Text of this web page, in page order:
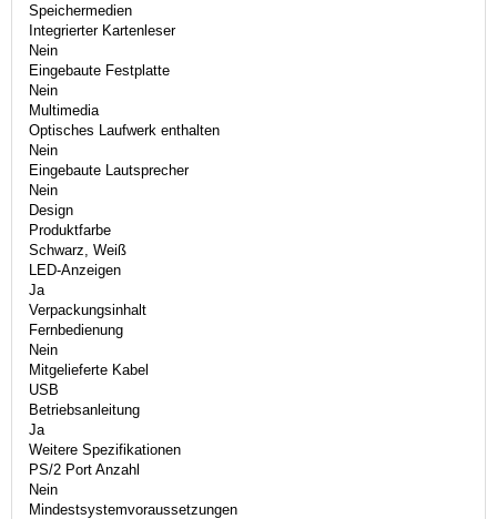
Speichermedien
Integrierter Kartenleser
Nein
Eingebaute Festplatte
Nein
Multimedia
Optisches Laufwerk enthalten
Nein
Eingebaute Lautsprecher
Nein
Design
Produktfarbe
Schwarz, Weiß
LED-Anzeigen
Ja
Verpackungsinhalt
Fernbedienung
Nein
Mitgelieferte Kabel
USB
Betriebsanleitung
Ja
Weitere Spezifikationen
PS/2 Port Anzahl
Nein
Mindestsystemvoraussetzungen